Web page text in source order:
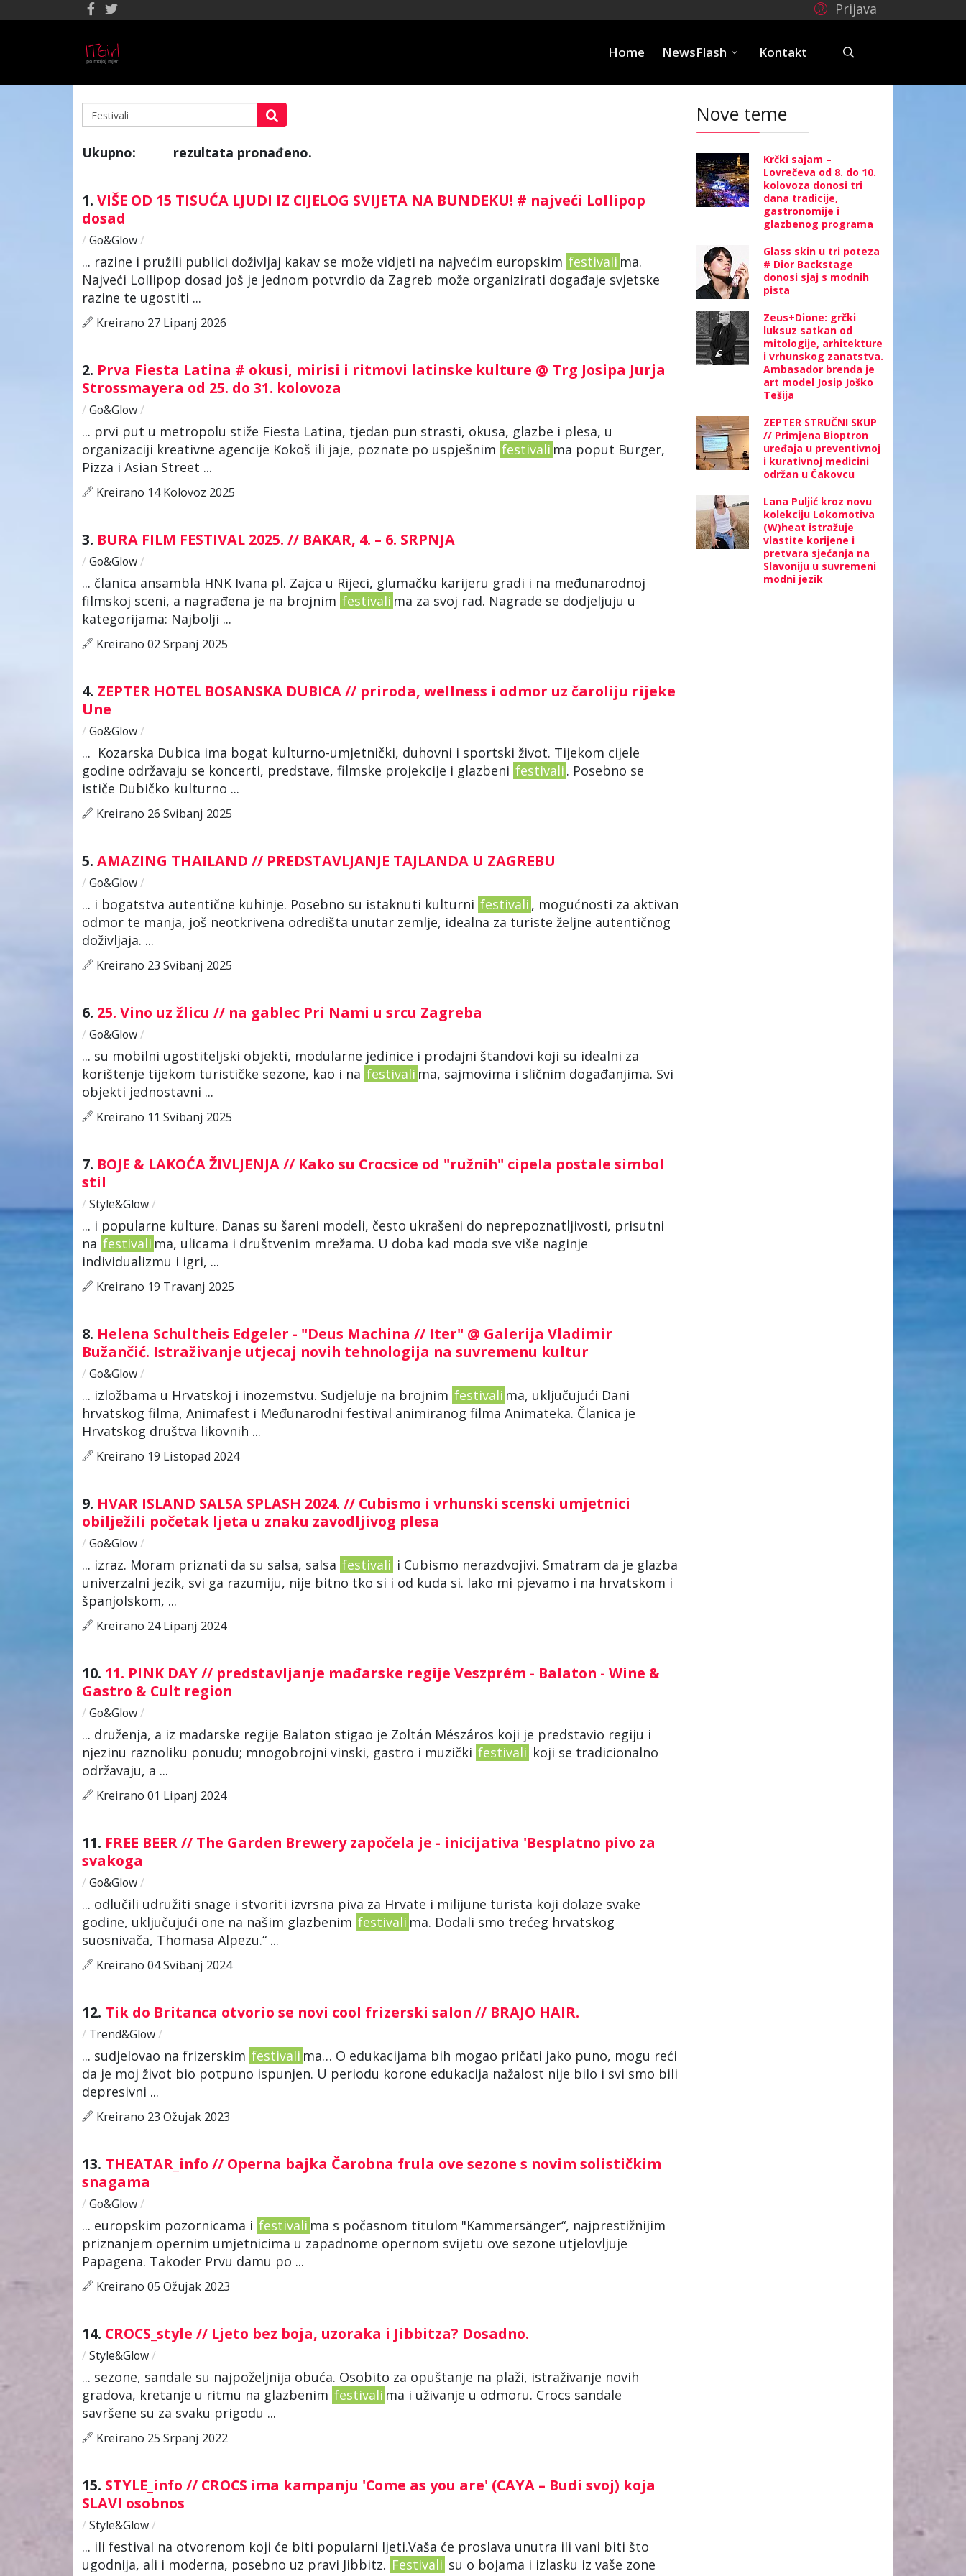
Prijava
Home NewsFlash Kontakt
Ukupno: rezultata pronađeno.
1. VIŠE OD 15 TISUĆA LJUDI IZ CIJELOG SVIJETA NA BUNDEKU! # najveći Lollipop
dosad
/ Go&Glow/
... razine i pružili publici doživljaj kakav se može vidjeti na najvećim europskim festivali ma.
Najveći Lollipop dosad još je jednom potvrdio da Zagreb može organizirati događaje svjetske
razine te ugostiti ...
Kreirano 27 Lipanj 2026
2. Prva Fiesta Latina # okusi, mirisi i ritmovi latinske kulture @ Trg Josipa Jurja
Strossmayera od 25. do 31. kolovoza
/ Go&Glow/
... prvi put u metropolu stiže Fiesta Latina, tjedan pun strasti, okusa, glazbe i plesa, u
organizaciji kreativne agencije Kokoš ili jaje, poznate po uspješnim festivali ma poput Burger,
Pizza i Asian Street ...
Kreirano 14 Kolovoz 2025
3. BURA FILM FESTIVAL 2025. // BAKAR, 4. – 6. SRPNJA
/ Go&Glow/
... članica ansambla HNK Ivana pl. Zajca u Rijeci, glumačku karijeru gradi i na međunarodnoj
filmskoj sceni, a nagrađena je na brojnim festivali ma za svoj rad. Nagrade se dodjeljuju u
kategorijama: Najbolji ...
Kreirano 02 Srpanj 2025
4. ZEPTER HOTEL BOSANSKA DUBICA // priroda, wellness i odmor uz čaroliju rijeke
Une
/ Go&Glow/
... Kozarska Dubica ima bogat kulturno-umjetnički, duhovni i sportski život. Tijekom cijele
godine održavaju se koncerti, predstave, filmske projekcije i glazbeni festivali . Posebno se
ističe Dubičko kulturno ...
Kreirano 26 Svibanj 2025
5. AMAZING THAILAND // PREDSTAVLJANJE TAJLANDA U ZAGREBU
/ Go&Glow/
... i bogatstva autentične kuhinje. Posebno su istaknuti kulturni festivali , mogućnosti za aktivan
odmor te manja, još neotkrivena odredišta unutar zemlje, idealna za turiste željne autentičnog
doživljaja. ...
Kreirano 23 Svibanj 2025
6. 25. Vino uz žlicu // na gablec Pri Nami u srcu Zagreba
/ Go&Glow/
... su mobilni ugostiteljski objekti, modularne jedinice i prodajni štandovi koji su idealni za
korištenje tijekom turističke sezone, kao i na festivali ma, sajmovima i sličnim događanjima. Svi
objekti jednostavni ...
Kreirano 11 Svibanj 2025
7. BOJE & LAKOĆA ŽIVLJENJA // Kako su Crocsice od "ružnih" cipela postale simbol
stil
/ Style&Glow/
... i popularne kulture. Danas su šareni modeli, često ukrašeni do neprepoznatljivosti, prisutni
na festivali ma, ulicama i društvenim mrežama. U doba kad moda sve više naginje
individualizmu i igri, ...
Kreirano 19 Travanj 2025
8. Helena Schultheis Edgeler - "Deus Machina // Iter" @ Galerija Vladimir
Bužančić. Istraživanje utjecaj novih tehnologija na suvremenu kultur
/ Go&Glow/
... izložbama u Hrvatskoj i inozemstvu. Sudjeluje na brojnim festivali ma, uključujući Dani
hrvatskog filma, Animafest i Međunarodni festival animiranog filma Animateka. Članica je
Hrvatskog društva likovnih ...
Kreirano 19 Listopad 2024
9. HVAR ISLAND SALSA SPLASH 2024. // Cubismo i vrhunski scenski umjetnici
obilježili početak ljeta u znaku zavodljivog plesa
/ Go&Glow/
... izraz. Moram priznati da su salsa, salsa festivali i Cubismo nerazdvojivi. Smatram da je glazba
univerzalni jezik, svi ga razumiju, nije bitno tko si i od kuda si. Iako mi pjevamo i na hrvatskom i
španjolskom, ...
Kreirano 24 Lipanj 2024
10. 11. PINK DAY // predstavljanje mađarske regije Veszprém - Balaton - Wine &
Gastro & Cult region
/ Go&Glow/
... druženja, a iz mađarske regije Balaton stigao je Zoltán Mészáros koji je predstavio regiju i
njezinu raznoliku ponudu; mnogobrojni vinski, gastro i muzički festivali koji se tradicionalno
održavaju, a ...
Kreirano 01 Lipanj 2024
11. FREE BEER // The Garden Brewery započela je - inicijativa 'Besplatno pivo za
svakoga
/ Go&Glow/
... odlučili udružiti snage i stvoriti izvrsna piva za Hrvate i milijune turista koji dolaze svake
godine, uključujući one na našim glazbenim festivali ma. Dodali smo trećeg hrvatskog
suosnivača, Thomasa Alpezu.“ ...
Kreirano 04 Svibanj 2024
12. Tik do Britanca otvorio se novi cool frizerski salon // BRAJO HAIR.
/ Trend&Glow/
... sudjelovao na frizerskim festivali ma… O edukacijama bih mogao pričati jako puno, mogu reći
da je moj život bio potpuno ispunjen. U periodu korone edukacija nažalost nije bilo i svi smo bili
depresivni ...
Kreirano 23 Ožujak 2023
13. THEATAR_info // Operna bajka Čarobna frula ove sezone s novim solističkim
snagama
/ Go&Glow/
... europskim pozornicama i festivali ma s počasnom titulom "Kammersänger“, najprestižnijim
priznanjem opernim umjetnicima u zapadnome opernom svijetu ove sezone utjelovljuje
Papagena. Također Prvu damu po ...
Kreirano 05 Ožujak 2023
14. CROCS_style // Ljeto bez boja, uzoraka i Jibbitza? Dosadno.
/ Style&Glow/
... sezone, sandale su najpoželjnija obuća. Osobito za opuštanje na plaži, istraživanje novih
gradova, kretanje u ritmu na glazbenim festivali ma i uživanje u odmoru. Crocs sandale
savršene su za svaku prigodu ...
Kreirano 25 Srpanj 2022
15. STYLE_info // CROCS ima kampanju 'Come as you are' (CAYA – Budi svoj) koja
SLAVI osobnos
/ Style&Glow/
... ili festival na otvorenom koji će biti popularni ljeti.Vaša će proslava unutra ili vani biti što
ugodnija, ali i moderna, posebno uz pravi Jibbitz. Festivali su o bojama i izlasku iz vaše zone
Nove teme
Krčki sajam –
Lovrečeva od 8. do 10.
kolovoza donosi tri
dana tradicije,
gastronomije i
glazbenog programa
Glass skin u tri poteza
# Dior Backstage
donosi sjaj s modnih
pista
Zeus+Dione: grčki
luksuz satkan od
mitologije, arhitekture
i vrhunskog zanatstva.
Ambasador brenda je
art model Josip Joško
Tešija
ZEPTER STRUČNI SKUP
// Primjena Bioptron
uređaja u preventivnoj
i kurativnoj medicini
održan u Čakovcu
Lana Puljić kroz novu
kolekciju Lokomotiva
(W)heat istražuje
vlastite korijene i
pretvara sjećanja na
Slavoniju u suvremeni
modni jezik